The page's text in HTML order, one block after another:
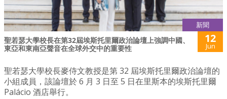
新聞
聖若瑟大學校長在第32屆埃斯托里爾政治論壇上強調中國、
東亞和東南亞聲音在全球外交中的重要性
12
Jun
聖若瑟大學校長麥侍文教授是第 32 屆埃斯托里爾政治論壇的
小組成員，該論壇於 6 月 3 日至 5 日在里斯本的埃斯托里爾
Palácio 酒店舉行。